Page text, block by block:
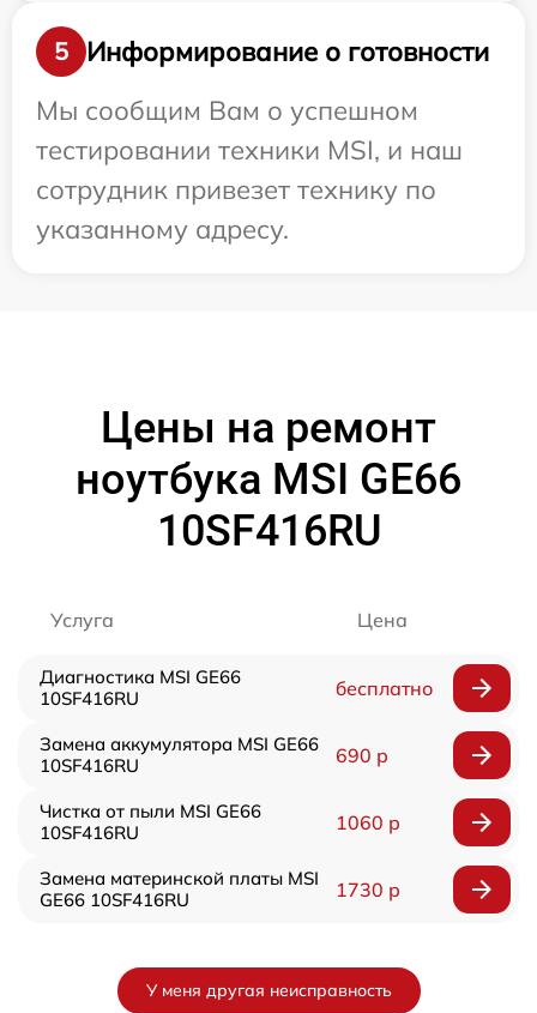
5
Информирование о готовности
Мы сообщим Вам о успешном
тестировании техники MSI, и наш
сотрудник привезет технику по
указанному адресу.
Цены на ремонт
ноутбука MSI GE66
10SF416RU
Услуга Цена
Диагностика MSI GE66
10SF416RU
бесплатно
Замена аккумулятора MSI GE66
10SF416RU
690 р
Чистка от пыли MSI GE66
10SF416RU
1060 р
Замена материнской платы MSI
GE66 10SF416RU
1730 р
У меня другая неисправность